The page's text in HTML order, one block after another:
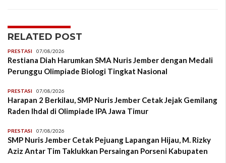
RELATED POST
PRESTASI 07/08/2026
Restiana Diah Harumkan SMA Nuris Jember dengan Medali
Perunggu Olimpiade Biologi Tingkat Nasional
PRESTASI 07/08/2026
Harapan 2 Berkilau, SMP Nuris Jember Cetak Jejak Gemilang
Raden Ihdal di Olimpiade IPA Jawa Timur
PRESTASI 07/08/2026
SMP Nuris Jember Cetak Pejuang Lapangan Hijau, M. Rizky
Aziz Antar Tim Taklukkan Persaingan Porseni Kabupaten